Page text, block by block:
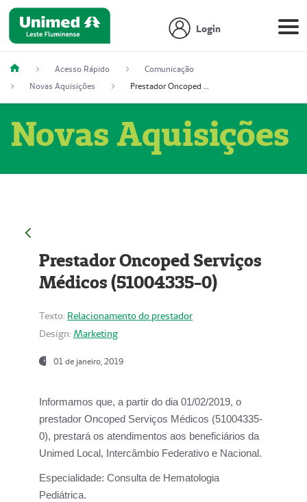
Login
Acesso Rápido
Comunicação
Novas Aquisições
Prestador Oncoped Serviços Médicos (51004335-0)
Novas Aquisições
Prestador Oncoped Serviços
Médicos (51004335-0)
Texto: Relacionamento do prestador
Design: Marketing
01 de janeiro, 2019
Informamos que, a partir do dia 01/02/2019, o
prestador Oncoped Serviços Médicos (51004335-
0), prestará os atendimentos aos beneficiários da
Unimed Local, Intercâmbio Federativo e Nacional.
Especialidade: Consulta de Hematologia
Pediátrica.